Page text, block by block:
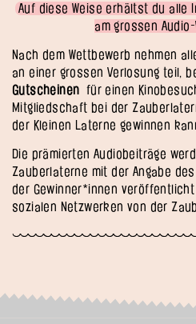
Auf diese Weise erhältst du alle
am grossen
Nach dem Wettbewerb nehmen
an einer grossen Verlosung teil,
Gutscheinen für einen
Mitgliedschaft bei der
der Kleinen Laterne gewinnen
Die prämierten Audiobeiträge
Zauberlaterne mit der Angabe
der Gewinner*innen
sozialen Netzwerken von der